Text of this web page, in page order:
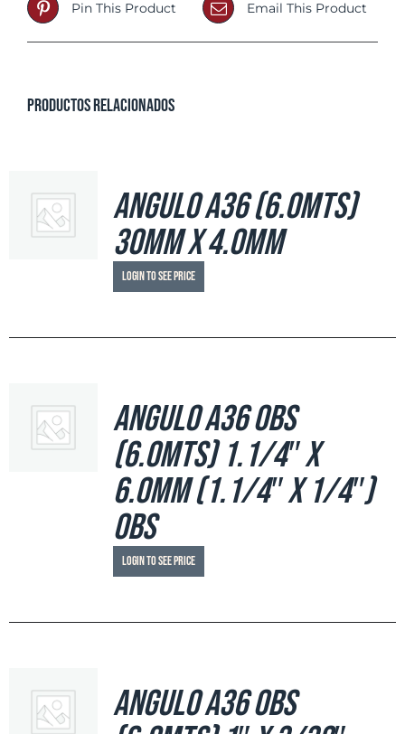
Pin This Product Email This Product
Productos relacionados
Angulo A36 (6.0mts)
30mm x 4.0mm
Login to see price
Angulo A36 OBS
(6.0mts) 1.1/4″ x
6.0mm (1.1/4″ x 1/4″)
OBS
Login to see price
Angulo A36 OBS